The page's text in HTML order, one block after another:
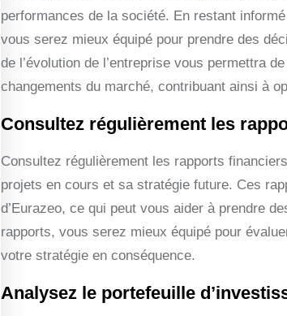
performances de la société. En restant
vous serez mieux équipé pour prendre des
de l’évolution de l’entreprise vous permettra
changements du marché, contribuant ainsi à
Consultez régulièrement les
Consultez régulièrement les rapports
projets en cours et sa stratégie future. Ces
d’Eurazeo, ce qui peut vous aider à prendre
rapports, vous serez mieux équipé pour
votre stratégie en conséquence.
Analysez le portefeuille